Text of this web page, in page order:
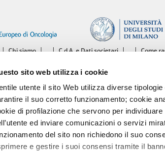
sito web utilizza i cookie
utente il sito Web utilizza diverse
il suo corretto funzionamento; cookie
di profilazione che servono per
ed inviare comunicazioni o servizi
del sito non richiedono il suo
e gestire i suoi consensi tramite il
Chi siamo C.d.A. e Dati societari Come
Dipartimento di Scienze Cliniche e di
Via
Codice